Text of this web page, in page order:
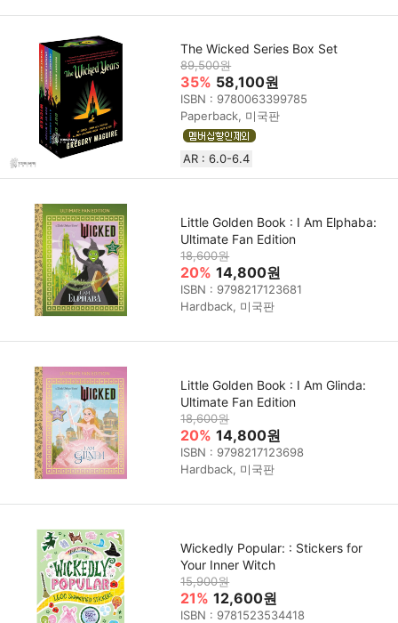
The Wicked Series Box Set
89,500원
35% 58,100원
ISBN : 9780063399785
Paperback, 미국판
AR : 6.0-6.4
Little Golden Book : I Am Elphaba:
Ultimate Fan Edition
18,600원
20% 14,800원
ISBN : 9798217123681
Hardback, 미국판
Little Golden Book : I Am Glinda:
Ultimate Fan Edition
18,600원
20% 14,800원
ISBN : 9798217123698
Hardback, 미국판
Wickedly Popular: : Stickers for
Your Inner Witch
15,900원
21% 12,600원
ISBN : 9781523534418